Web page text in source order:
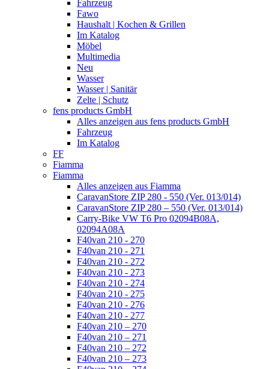
Fahrzeug
Fawo
Haushalt | Kochen & Grillen
Im Katalog
Möbel
Multimedia
Neu
Wasser
Wasser | Sanitär
Zelte | Schutz
fens products GmbH
Alles anzeigen aus fens products GmbH
Fahrzeug
Im Katalog
FF
Fiamma
Fiamma
Alles anzeigen aus Fiamma
CaravanStore ZIP 280 - 550 (Ver. 013/014)
CaravanStore ZIP 280 – 550 (Ver. 013/014)
Carry-Bike VW T6 Pro 02094B08A,
02094A08A
F40van 210 - 270
F40van 210 - 271
F40van 210 - 272
F40van 210 - 273
F40van 210 - 274
F40van 210 - 275
F40van 210 - 276
F40van 210 - 277
F40van 210 – 270
F40van 210 – 271
F40van 210 – 272
F40van 210 – 273